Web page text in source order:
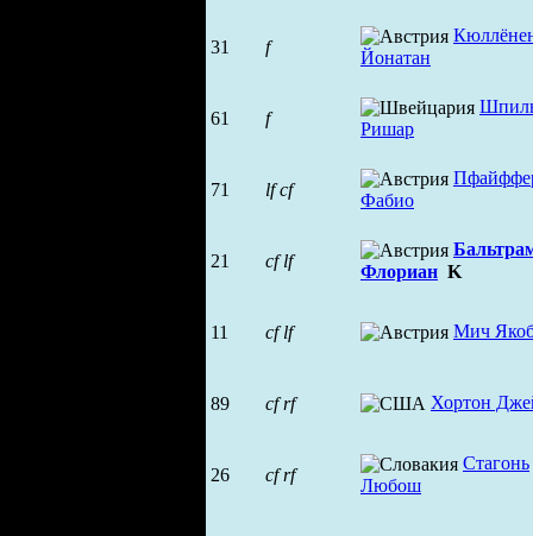
31 f
Йонатан
61 f
Ришар
71 lf cf
Фабио
21 cf lf
Флориан K
11 cf lf Мич
89 cf rf Хортон
26 cf rf
Стагонь
Любош